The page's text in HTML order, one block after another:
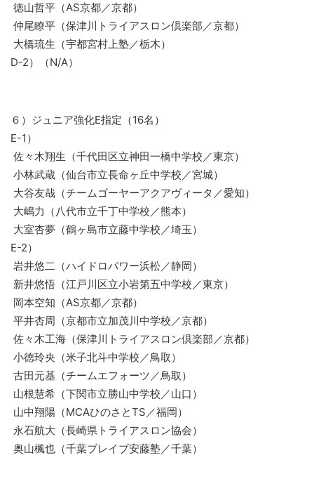
徳山哲平（AS京都／京都）
仲尾瞭平（保津川トライアスロン倶楽部／京都）
大橋琉生（宇都宮村上塾／栃木）
D-2）（N/A）
６）ジュニア強化E指定（16名）
E-1）
佐々木翔生（千代田区立神田一橋中学校／東京）
小林武蔵（仙台市立長命ヶ丘中学校／宮城）
大谷友哉（チームゴーヤーアクアヴィータ／愛知）
大嶋力（八代市立千丁中学校／熊本）
大室杏夢（鶴ヶ島市立藤中学校／埼玉）
E-2）
岩井悠二（ハイドロパワー浜松／静岡）
新井悠悟（江戸川区立小岩第五中学校／東京）
岡本空知（AS京都／京都）
平井杏周（京都市立加茂川中学校／京都）
佐々木工海（保津川トライアスロン倶楽部／京都）
小徳玲央（米子北斗中学校／鳥取）
古田元基（チームエフォーツ／鳥取）
山根慧希（下関市立勝山中学校／山口）
山中翔陽（MCAひのさとTS／福岡）
永石航大（長崎県トライアスロン協会）
奥山楓也（千葉ブレイブ安藤塾／千葉）